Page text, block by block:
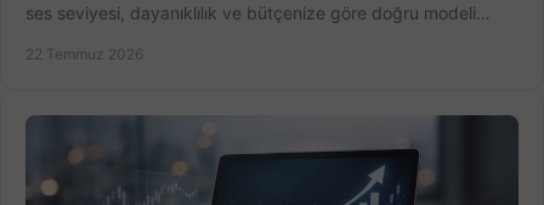
ses seviyesi, dayanıklılık ve bütçenize göre doğru modeli
22 Temmuz 2026